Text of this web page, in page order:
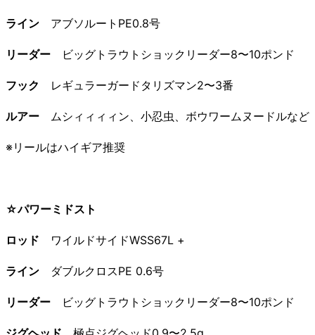
ライン アブソルートPE0.8号
リーダー ビッグトラウトショックリーダー8〜10ポンド
フック レギュラーガードタリズマン2〜3番
ルアー ムシィィィィン、小忍虫、ボウワームヌードルなど
※リールはハイギア推奨
☆パワーミドスト
ロッド ワイルドサイドWSS67L +
ライン ダブルクロスPE 0.6号
リーダー ビッグトラウトショックリーダー8〜10ポンド